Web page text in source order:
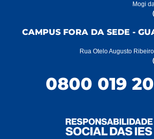
Mogi
CAMPUS FORA DA SEDE -
Rua Otelo Augusto
0800 019